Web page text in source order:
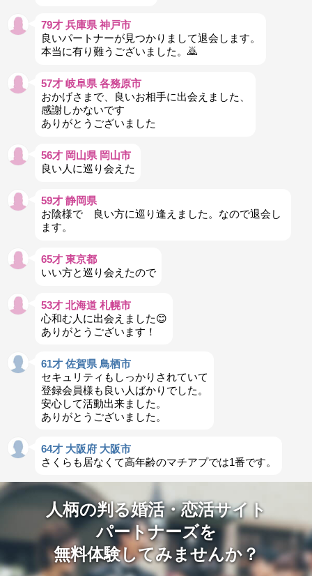
79才 兵庫県 神戸市
良いパートナーが見つかりまして退会します。
本当に有り難うございました。🙇
57才 岐阜県 各務原市
おかげさまで、良いお相手に出会えました、
感謝しかないです
ありがとうございました
56才 岡山県 岡山市
良い人に巡り会えた
59才 静岡県
お陰様で 良い方に巡り逢えました。なので退会し
ます。
65才 東京都
いい方と巡り会えたので
53才 北海道 札幌市
心和む人に出会えました😊
ありがとうございます！
61才 佐賀県 鳥栖市
セキュリティもしっかりされていて
登録会員様も良い人ばかりでした。
安心して活動出来ました。
ありがとうございました。
64才 大阪府 大阪市
さくらも居なくて高年齢のマチアプでは1番です。
人柄の判る婚活・恋活サイト
パートナーズを
無料体験してみませんか？